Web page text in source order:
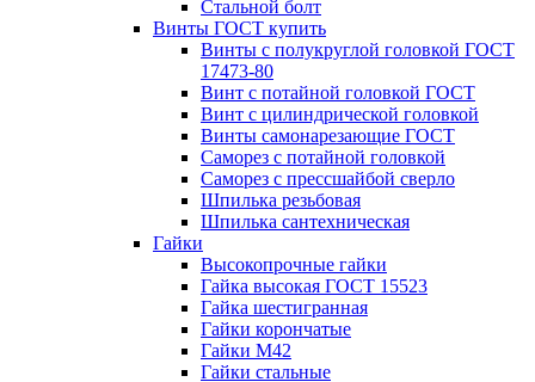
Стальной болт
Винты ГОСТ купить
Винты с полукруглой головкой ГОСТ
17473-80
Винт с потайной головкой ГОСТ
Винт с цилиндрической головкой
Винты самонарезающие ГОСТ
Саморез с потайной головкой
Саморез с прессшайбой сверло
Шпилька резьбовая
Шпилька сантехническая
Гайки
Высокопрочные гайки
Гайка высокая ГОСТ 15523
Гайка шестигранная
Гайки корончатые
Гайки М42
Гайки стальные